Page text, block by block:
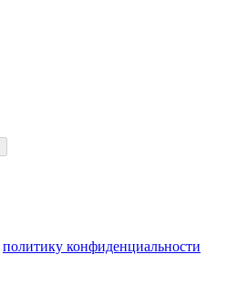
политику конфиденциальности